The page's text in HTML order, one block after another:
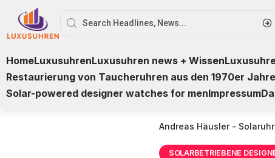
HomeLuxusuhrenLuxusuhren news + Wissen
Restaurierung von Taucheruhren aus den 1970er
Solar-powered designer watches for menImpressum
Andreas Häusler -
SOLARBETRIEBENE